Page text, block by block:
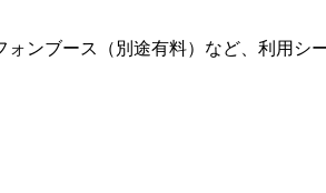
ンブース（別途有料）など、利用シ